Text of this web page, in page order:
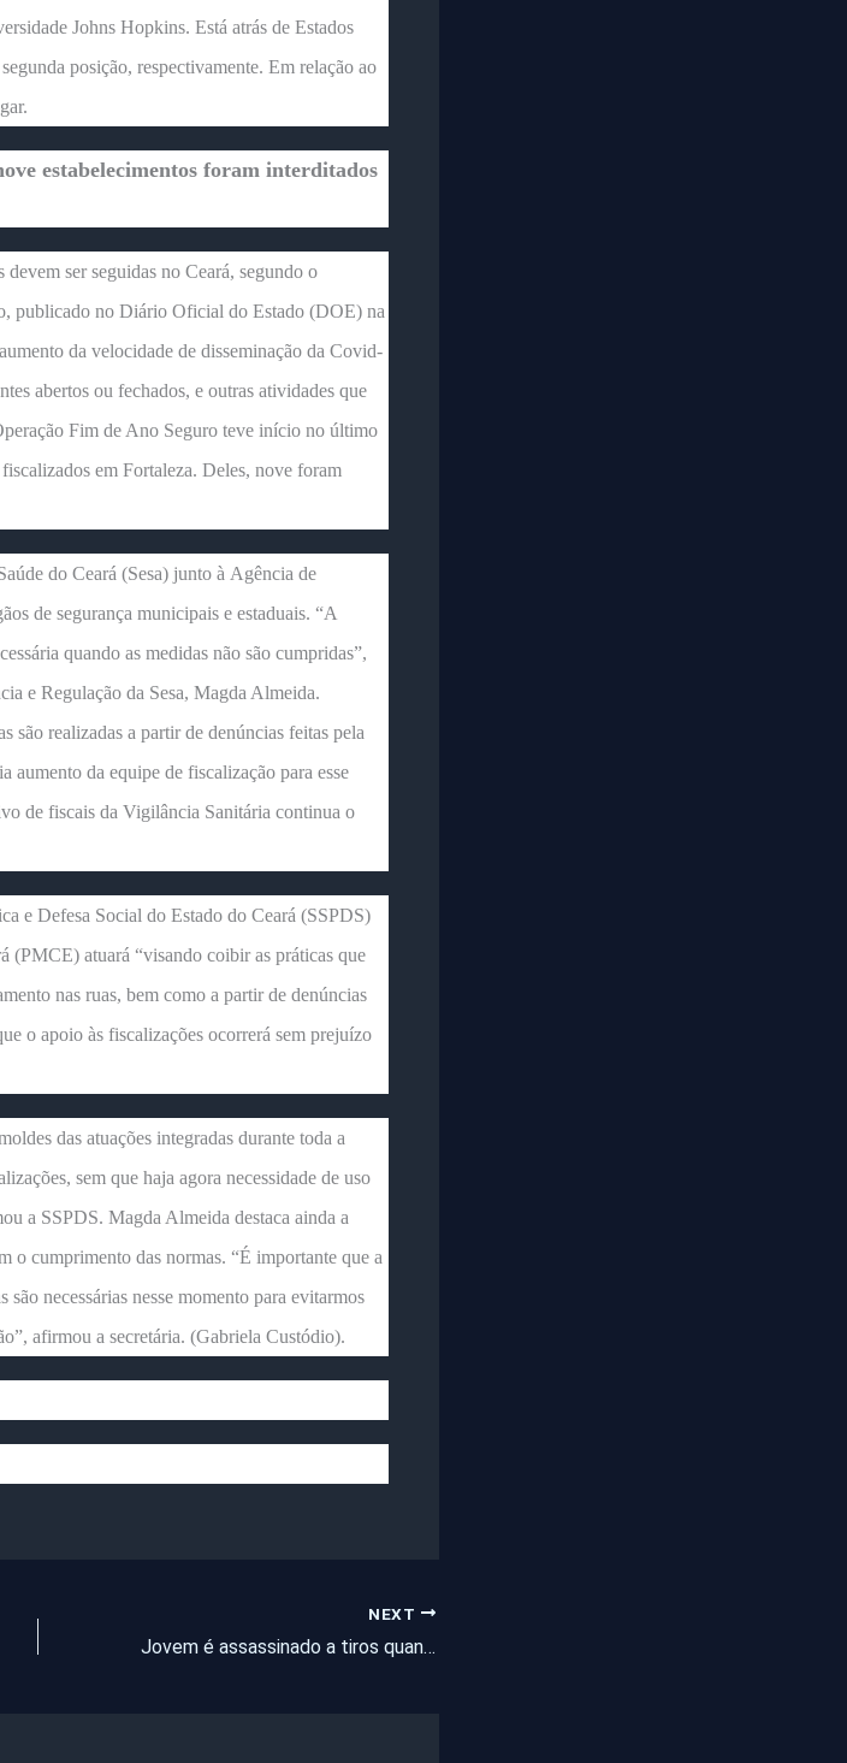
Johns Hopkins. Está atrás de Estados
posição, respectivamente. Em relação ao
estabelecimentos foram interditados
ser seguidas no Ceará, segundo o
publicado no Diário Oficial do Estado (DOE) na
da velocidade de disseminação da Covid-
abertos ou fechados, e outras atividades que
Fim de Ano Seguro teve início no último
em Fortaleza. Deles, nove foram
do Ceará (Sesa) junto à Agência de
de segurança municipais e estaduais. “A
quando as medidas não são cumpridas”,
e Regulação da Sesa, Magda Almeida.
são realizadas a partir de denúncias feitas pela
aumento da equipe de fiscalização para esse
de fiscais da Vigilância Sanitária continua o
e Defesa Social do Estado do Ceará (SSPDS)
(PMCE) atuará “visando coibir as práticas que
nas ruas, bem como a partir de denúncias
o apoio às fiscalizações ocorrerá sem prejuízo
das atuações integradas durante toda a
sem que haja agora necessidade de uso
a SSPDS. Magda Almeida destaca ainda a
o cumprimento das normas. “É importante que a
são necessárias nesse momento para evitarmos
afirmou a secretária. (Gabriela Custódio).
NEXT
Jovem é assassinado a tiros quando andava de bicicleta em Fortaleza